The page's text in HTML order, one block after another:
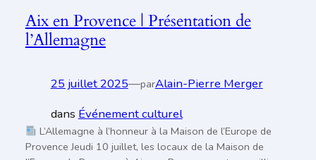
Aix en Provence | Présentation de
l’Allemagne
25 juillet 2025—parAlain-Pierre Merger
dans Événement culturel
L’Allemagne à l’honneur à la Maison de l’Europe de
Provence Jeudi 10 juillet, les locaux de la Maison de